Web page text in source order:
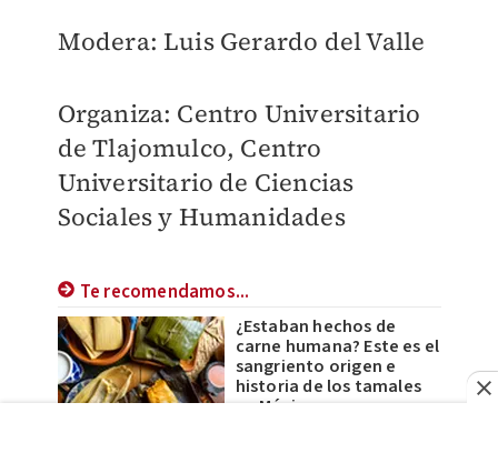
Modera: Luis Gerardo del Valle
Organiza: Centro Universitario
de Tlajomulco, Centro
Universitario de Ciencias
Sociales y Humanidades
Te recomendamos...
¿Estaban hechos de
carne humana? Este es el
sangriento origen e
historia de los tamales